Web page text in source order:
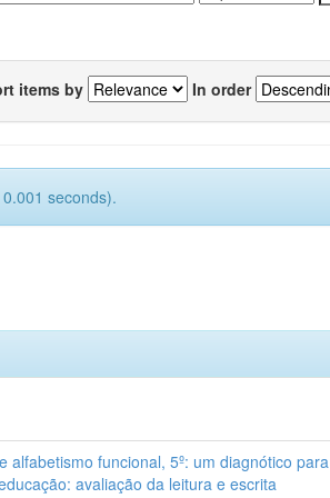
items by In order
seconds).
alfabetismo funcional, 5º: um diagnótico para
avaliação da leitura e escrita